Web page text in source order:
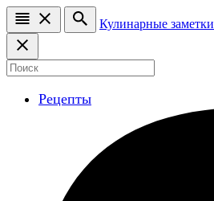
Кулинарные заметки
Рецепты